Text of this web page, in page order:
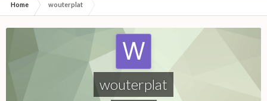
Home wouterplat
wouterplat